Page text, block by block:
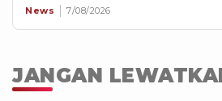
News 7/08/2026
JANGAN